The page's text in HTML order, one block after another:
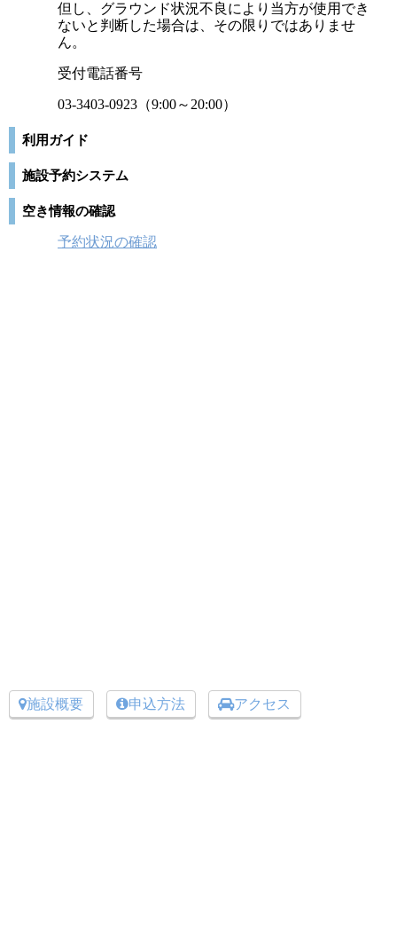
但し、グラウンド状況不良により当方が使用でき
ないと判断した場合は、その限りではありませ
ん。
受付電話番号
03-3403-0923（9:00～20:00）
利用ガイド
施設予約システム
空き情報の確認
予約状況の確認
施設概要 申込方法 アクセス